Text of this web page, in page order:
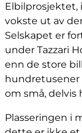
Elbilprosjektet,
vokste ut av
Selskapet er
under Tazzari
enn de store
hundretusener
om små, delvis
Plasseringen i